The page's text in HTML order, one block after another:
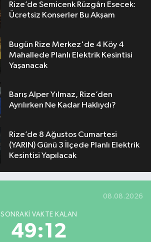
Rize’de Semicenk Rüzgârı Esecek:
Ücretsiz Konserler Bu Akşam
Bugün Rize Merkez'de 4 Köy 4
Mahallede Planlı Elektrik Kesintisi
Yaşanacak
Barış Alper Yılmaz, Rize’den
Ayrılırken Ne Kadar Haklıydı?
Rize’de 8 Ağustos Cumartesi
(YARIN) Günü 3 İlçede Planlı Elektrik
Kesintisi Yapılacak
08.08.2026
SONRAKI VAKTE KALAN
49:11